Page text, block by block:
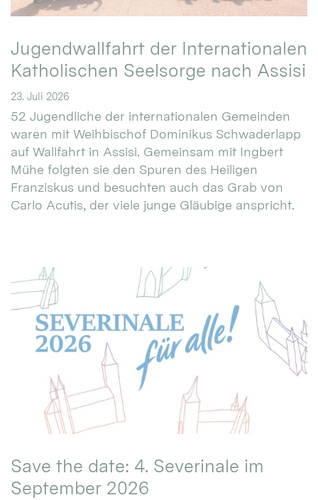
Jugendwallfahrt der Internationalen
Katholischen Seelsorge nach Assisi
23. Juli 2026
52 Jugendliche der internationalen Gemeinden
waren mit Weihbischof Dominikus Schwaderlapp
auf Wallfahrt in Assisi. Gemeinsam mit Ingbert
Mühe folgten sie den Spuren des Heiligen
Franziskus und besuchten auch das Grab von
Carlo Acutis, der viele junge Gläubige anspricht.
Save the date: 4. Severinale im
September 2026